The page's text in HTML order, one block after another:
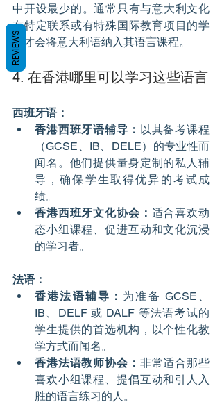
中开设最少的。通常只有与意大利文化
有特定联系或有特殊国际教育项目的学
校才会将意大利语纳入其语言课程。
4. 在香港哪里可以学习这些语言
西班牙语：
香港西班牙语辅导： 以其备考课程
（GCSE、IB、DELE）的专业性而
闻名。他们提供量身定制的私人辅
导，确保学生取得优异的考试成
绩。
香港西班牙文化协会： 适合喜欢动
态小组课程、促进互动和文化沉浸
的学习者。
法语：
香港法语辅导： 为准备 GCSE、
IB、DELF 或 DALF 等法语考试的
学生提供的首选机构，以个性化教
学方式而闻名。
香港法语教师协会： 非常适合那些
喜欢小组课程、提倡互动和引人入
胜的语言练习的人。
REVIEWS